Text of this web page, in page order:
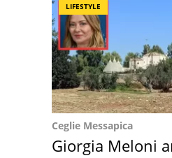
LIFESTYLE
Ceglie Messapica
Giorgia Meloni